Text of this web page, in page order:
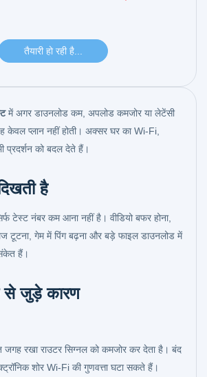
में अगर डाउनलोड कम, अपलोड कमजोर या लेटेंसी
केवल प्लान नहीं होती। अक्सर घर का Wi-Fi,
प्रदर्शन को बदल देते हैं।
है
टेस्ट नंबर कम आना नहीं है। वीडियो बफर होना,
टूटना, गेम में पिंग बढ़ना और बड़े फाइल डाउनलोड में
हैं।
से जुड़े कारण
जगह रखा राउटर सिग्नल को कमजोर कर देता है। बंद
शोर Wi-Fi की गुणवत्ता घटा सकते हैं।